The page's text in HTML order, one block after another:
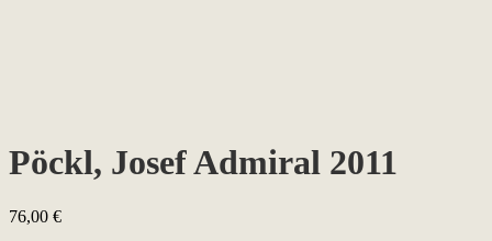
Pöckl, Josef Admiral 2011
76,00 €